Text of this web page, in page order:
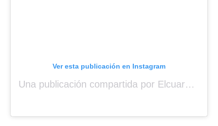
Ver esta publicación en Instagram
Una publicación compartida por Elcuara (@elcuara.25)